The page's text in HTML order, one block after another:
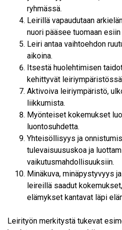
ryhmässä.
Leirillä vapaudutaan
nuori pääsee tuomaan
Leiri antaa vaihtoehdon
aikoina.
Itsestä huolehtimisen
kehittyvät
Aktivoiva leiriympäristö,
liikkumista.
Myönteiset kokemukset
luontosuhdetta.
Yhteisöllisyys ja
tulevaisuususkoa ja
vaikutusmahdollisuuksiin.
Minäkuva, minäpystyvyys
leireillä saadut
elämykset kantavat läpi
Leirityön merkitystä tukevat